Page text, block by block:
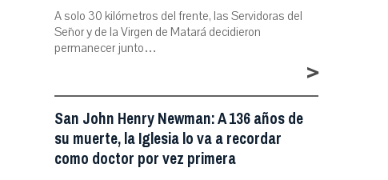
A solo 30 kilómetros del frente, las Servidoras del
Señor y de la Virgen de Matará decidieron
permanecer junto…
>
San John Henry Newman: A 136 años de
su muerte, la Iglesia lo va a recordar
como doctor por vez primera